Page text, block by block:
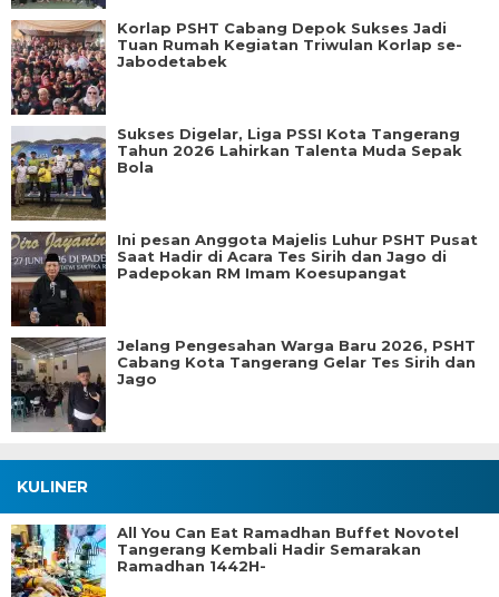
Korlap PSHT Cabang Depok Sukses Jadi
Tuan Rumah Kegiatan Triwulan Korlap se-
Jabodetabek
Sukses Digelar, Liga PSSI Kota Tangerang
Tahun 2026 Lahirkan Talenta Muda Sepak
Bola
Ini pesan Anggota Majelis Luhur PSHT Pusat
Saat Hadir di Acara Tes Sirih dan Jago di
Padepokan RM Imam Koesupangat
Jelang Pengesahan Warga Baru 2026, PSHT
Cabang Kota Tangerang Gelar Tes Sirih dan
Jago
KULINER
All You Can Eat Ramadhan Buffet Novotel
Tangerang Kembali Hadir Semarakan
Ramadhan 1442H-